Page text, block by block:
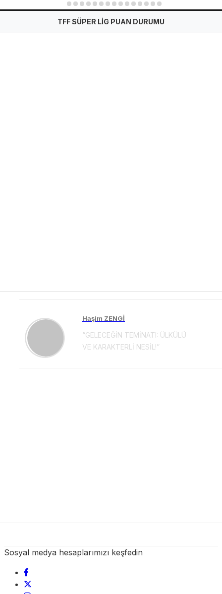
2 3 4 5 6 7 8 9 10 11 12 13 14 15
TFF SÜPER LİG PUAN DURUMU
Haşim ZENGİ
“GELECEĞİN TEMİNATI: ÜLKÜLÜ
VE KARAKTERLİ NESİL!”
Sosyal medya hesaplarımızı keşfedin